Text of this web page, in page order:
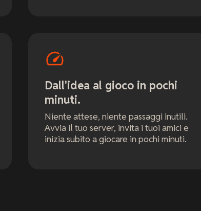
Dall'idea al gioco in pochi
minuti.
Niente attese, niente passaggi inutili.
Avvia il tuo server, invita i tuoi amici e
inizia subito a giocare in pochi minuti.